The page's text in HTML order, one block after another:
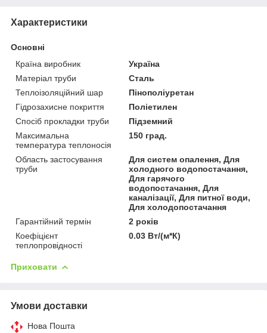
Характеристики
Основні
Країна виробник
Україна
Матеріал труби
Сталь
Теплоізоляційний шар
Пінополіуретан
Гідрозахисне покриття
Поліетилен
Спосіб прокладки труби
Підземний
Максимальна
температура теплоносія
150 град.
Область застосування
труби
Для систем опалення, Для
холодного водопостачання,
Для гарячого
водопостачання, Для
каналізації, Для питної води,
Для холодопостачання
Гарантійний термін
2 років
Коефіцієнт
теплопровідності
0.03 Вт/(м*К)
Приховати
Умови доставки
Нова Пошта